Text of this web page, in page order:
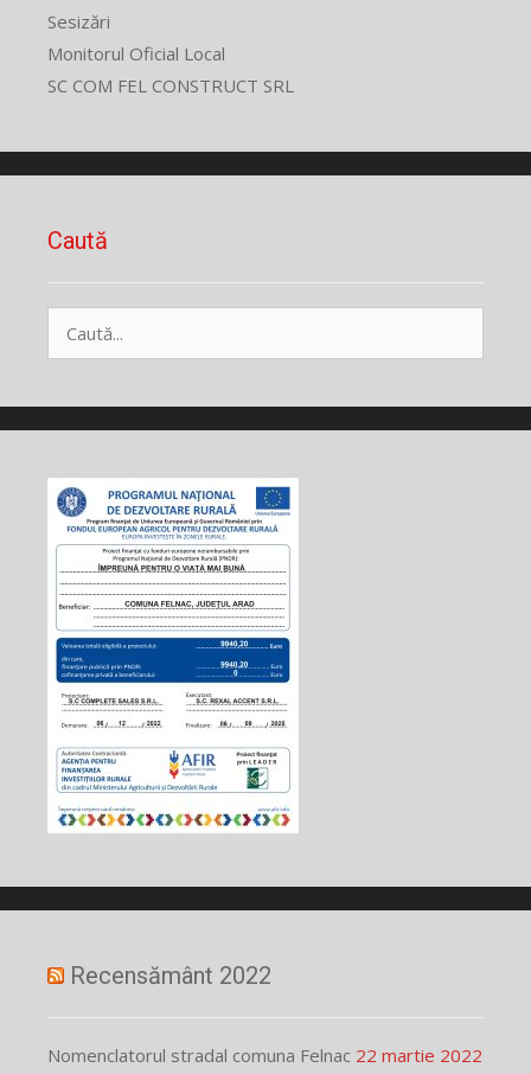
Sesizări
Monitorul Oficial Local
SC COM FEL CONSTRUCT SRL
Caută
după:
Recensământ 2022
Nomenclatorul stradal comuna Felnac 22 martie 2022